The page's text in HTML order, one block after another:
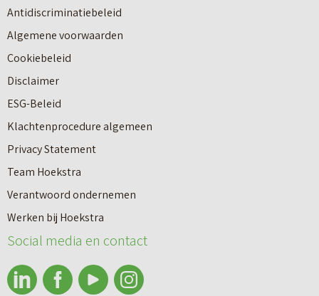
Nieuwbouw
Huren
n
a
a
r
e
e
n
n
i
e
u
u
Antidiscriminatiebeleid
Algemene voorwaarden
Cookiebeleid
Disclaimer
ESG-Beleid
Klachtenprocedure algemeen
Privacy Statement
Team Hoekstra
Verantwoord ondernemen
Werken bij Hoekstra
Social media en contact